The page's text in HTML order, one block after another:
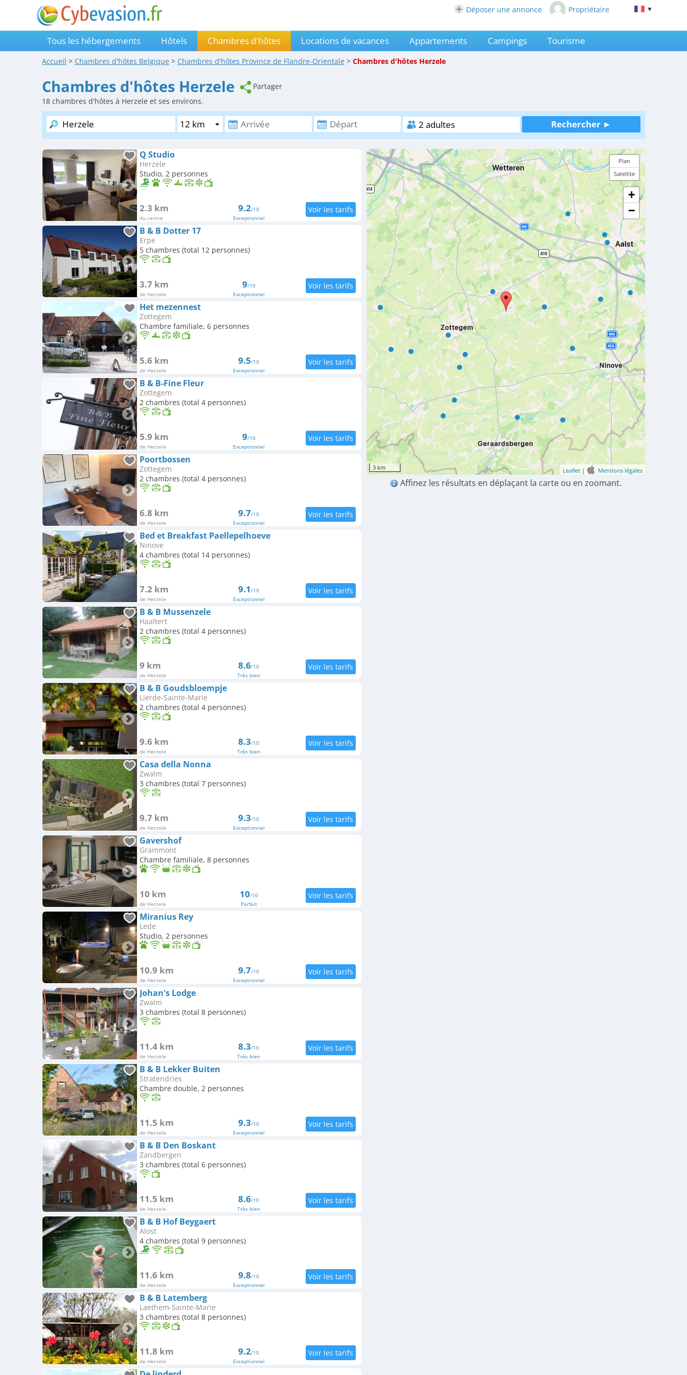
Déposer une annonce Propriétaire ▼
Tous les hébergements Hôtels Chambres d'hôtes Locations de vacances Appartements Campings Tourisme
Accueil > Chambres d'hôtes Belgique > Chambres d'hôtes Province de Flandre-Orientale > Chambres d'hôtes Herzele
Chambres d'hôtes Herzele
Partager
18 chambres d'hôtes à Herzele et ses environs.
Q Studio
Herzele
Studio, 2 personnes
2.3 km
du centre
9.2/10
Exceptionnel
B & B Dotter 17
Erpe
5 chambres (total 12 personnes)
3.7 km
de Herzele
9/10
Exceptionnel
Het mezennest
Zottegem
Chambre familiale, 6 personnes
5.6 km
de Herzele
9.5/10
Exceptionnel
B & B-Fine Fleur
Zottegem
2 chambres (total 4 personnes)
5.9 km
de Herzele
9/10
Exceptionnel
Poortbossen
Zottegem
2 chambres (total 4 personnes)
6.8 km
de Herzele
9.7/10
Exceptionnel
Bed et Breakfast Paellepelhoeve
Ninove
4 chambres (total 14 personnes)
7.2 km
de Herzele
9.1/10
Exceptionnel
B & B Mussenzele
Haaltert
2 chambres (total 4 personnes)
9 km
de Herzele
8.6/10
Très bien
B & B Goudsbloempje
Lierde-Sainte-Marie
2 chambres (total 4 personnes)
9.6 km
de Herzele
8.3/10
Très bien
Casa della Nonna
Zwalm
3 chambres (total 7 personnes)
9.7 km
de Herzele
9.3/10
Exceptionnel
Gavershof
Grammont
Chambre familiale, 8 personnes
10 km
de Herzele
10/10
Parfait
Miranius Rey
Lede
Studio, 2 personnes
10.9 km
de Herzele
9.7/10
Exceptionnel
Johan's Lodge
Zwalm
3 chambres (total 8 personnes)
11.4 km
de Herzele
8.3/10
Très bien
B & B Lekker Buiten
Stratendries
Chambre double, 2 personnes
11.5 km
de Herzele
9.3/10
Exceptionnel
B & B Den Boskant
Zandbergen
3 chambres (total 6 personnes)
11.5 km
de Herzele
8.6/10
Très bien
B & B Hof Beygaert
Alost
4 chambres (total 9 personnes)
11.6 km
de Herzele
9.8/10
Exceptionnel
B & B Latemberg
Laethem-Sainte-Marie
3 chambres (total 8 personnes)
11.8 km
de Herzele
9.2/10
Exceptionnel
Plan
Satellite
+
−
3 km Leaflet | Mentions légales
Affinez les résultats en déplaçant la carte ou en zoomant.